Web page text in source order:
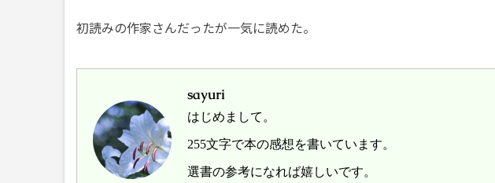
初読みの作家さんだったが一気に読めた。
sayuri
はじめまして。
255文字で本の感想を書いています。
選書の参考になれば嬉しいです。